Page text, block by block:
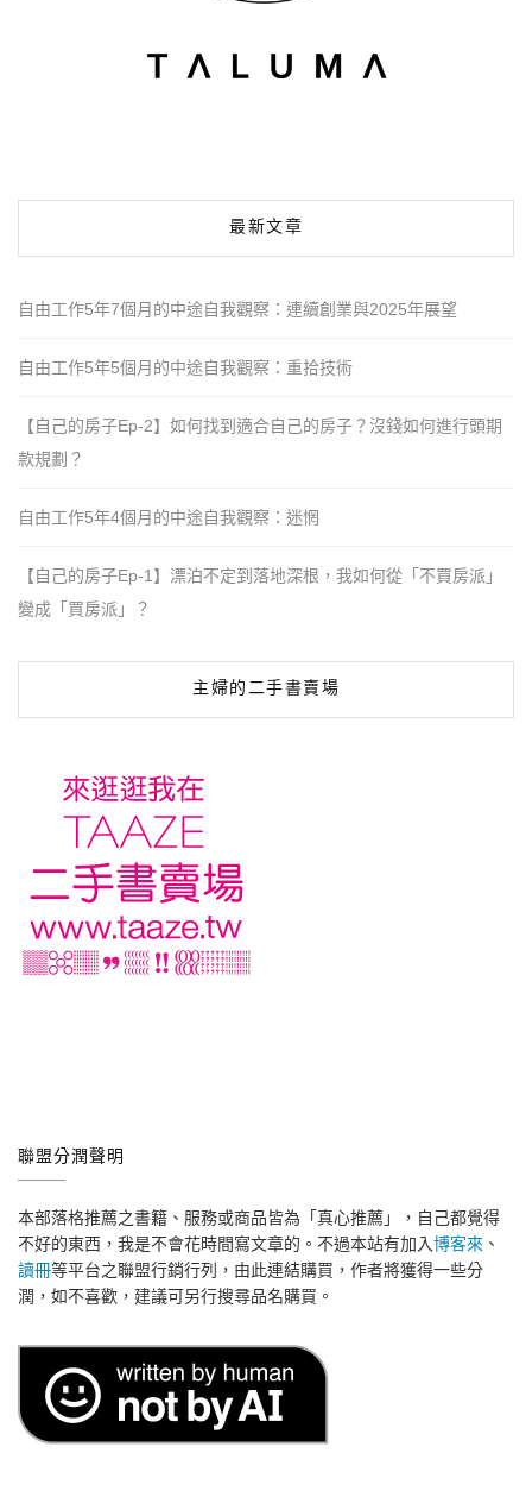
最新文章
自由工作5年7個月的中途自我觀察：連續創業與2025年展望
自由工作5年5個月的中途自我觀察：重拾技術
【自己的房子Ep-2】如何找到適合自己的房子？沒錢如何進行頭期
款規劃？
自由工作5年4個月的中途自我觀察：迷惘
【自己的房子Ep-1】漂泊不定到落地深根，我如何從「不買房派」
變成「買房派」？
主婦的二手書賣場
聯盟分潤聲明
本部落格推薦之書籍、服務或商品皆為「真心推薦」，自己都覺得
不好的東西，我是不會花時間寫文章的。不過本站有加入博客來 、
讀冊等平台之聯盟行銷行列，由此連結購買，作者將獲得一些分
潤，如不喜歡，建議可另行搜尋品名購買。